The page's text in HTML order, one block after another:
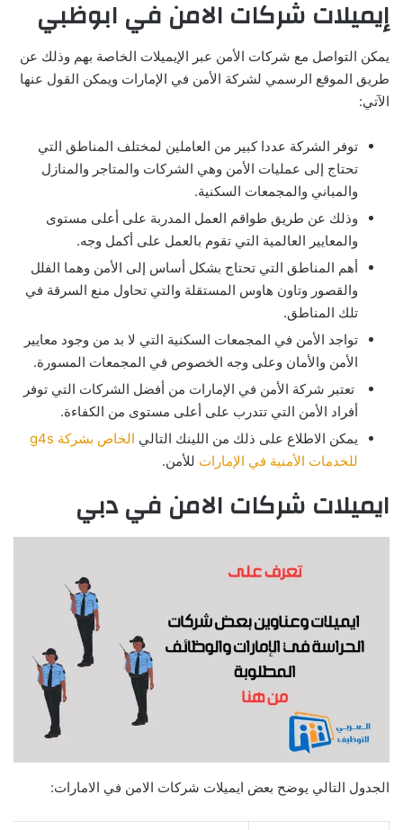
إيميلات شركات الامن في ابوظبي
يمكن التواصل مع شركات الأمن عبر الإيميلات الخاصة بهم وذلك عن
طريق الموقع الرسمي لشركة الأمن في الإمارات ويمكن القول عنها
الآتي:
توفر الشركة عددا كبير من العاملين لمختلف المناطق التي
تحتاج إلى عمليات الأمن وهي الشركات والمتاجر والمنازل
والمباني والمجمعات السكنية.
وذلك عن طريق طواقم العمل المدربة على أعلى مستوى
والمعايير العالمية التي تقوم بالعمل على أكمل وجه.
أهم المناطق التي تحتاج بشكل أساس إلى الأمن وهما الفلل
والقصور وتاون هاوس المستقلة والتي تحاول منع السرقة في
تلك المناطق.
تواجد الأمن في المجمعات السكنية التي لا بد من وجود معايير
الأمن والأمان وعلى وجه الخصوص في المجمعات المسورة.
تعتبر شركة الأمن في الإمارات من أفضل الشركات التي توفر
أفراد الأمن التي تتدرب على أعلى مستوى من الكفاءة.
يمكن الاطلاع على ذلك من اللينك التالي
الخاص بشركة g4s
للخدمات الأمنية في الإمارات للأمن.
ايميلات شركات الامن في دبي
الجدول التالي يوضح بعض ايميلات شركات الامن في الامارات: